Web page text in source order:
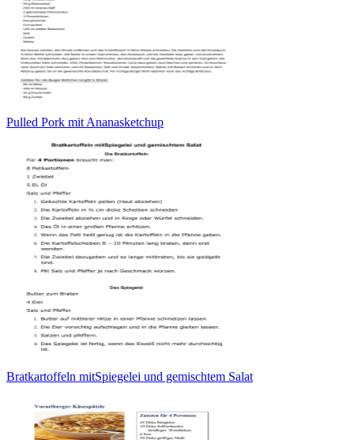
Pulled Pork mit Ananasketchup
Bratkartoffeln mitSpiegelei und gemischtem Salat